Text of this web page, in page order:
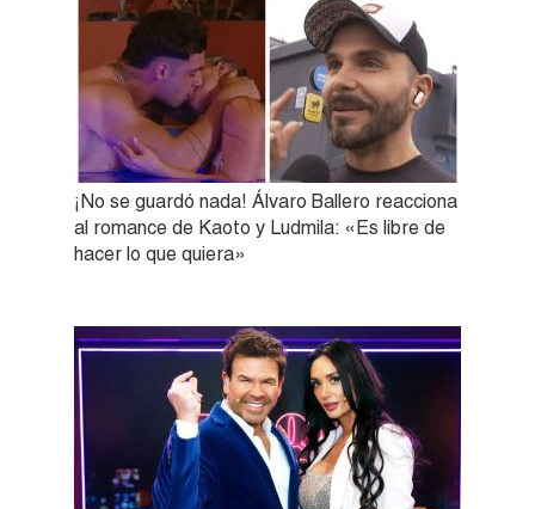
¡No se guardó nada! Álvaro Ballero reacciona
al romance de Kaoto y Ludmila: «Es libre de
hacer lo que quiera»